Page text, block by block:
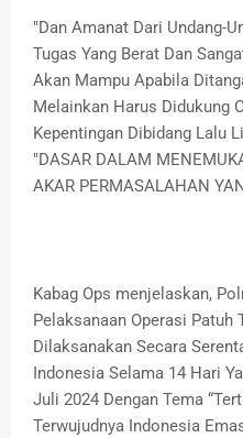
"Dan Amanat Dari Undang-
Tugas Yang Berat Dan
Akan Mampu Apabila
Melainkan Harus Didukung
Kepentingan Dibidang Lalu
"DASAR DALAM
AKAR PERMASALAHAN
Kabag Ops menjelaskan,
Pelaksanaan Operasi Patuh
Dilaksanakan Secara
Indonesia Selama 14 Hari
Juli 2024 Dengan Tema
Terwujudnya Indonesia